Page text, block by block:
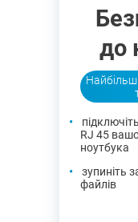
до
Найбільш
RJ 45
ноутбука
зупиніть
файлів